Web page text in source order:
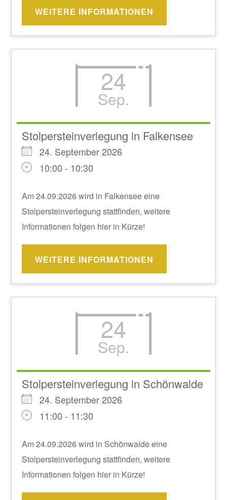
WEITERE INFORMATIONEN
24
Sep.
Stolpersteinverlegung in Falkensee
24. September 2026
10:00 - 10:30
Am 24.09.2026 wird in Falkensee eine
Stolpersteinverlegung stattfinden, weitere
Informationen folgen hier in Kürze!
WEITERE INFORMATIONEN
24
Sep.
Stolpersteinverlegung in Schönwalde
24. September 2026
11:00 - 11:30
Am 24.09.2026 wird in Schönwalde eine
Stolpersteinverlegung stattfinden, weitere
Informationen folgen hier in Kürze!